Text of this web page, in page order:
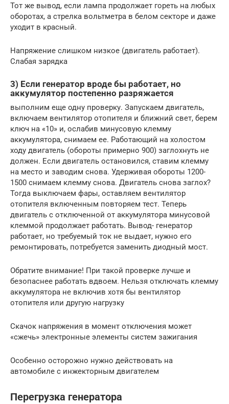
Тот же вывод, если лампа продолжает гореть на любых
оборотах, а стрелка вольтметра в белом секторе и даже
уходит в красный.
Напряжение слишком низкое (двигатель работает).
Слабая зарядка
3) Если генератор вроде бы работает, но
аккумулятор постепенно разряжается
выполним еще одну проверку. Запускаем двигатель,
включаем вентилятор отопителя и ближний свет, берем
ключ на «10» и, ослабив минусовую клемму
аккумулятора, снимаем ее. Работающий на холостом
ходу двигатель (обороты примерно 900) заглохнуть не
должен. Если двигатель остановился, ставим клемму
на место и заводим снова. Удерживая обороты 1200-
1500 снимаем клемму снова. Двигатель снова заглох?
Тогда выключаем фары, оставляем вентилятор
отопителя включенным повторяем тест. Теперь
двигатель с отключенной от аккумулятора минусовой
клеммой продолжает работать. Вывод- генератор
работает, но требуемый ток не выдает, нужно его
ремонтировать, потребуется заменить диодный мост.
Обратите внимание! При такой проверке лучше и
безопаснее работать вдвоем. Нельзя отключать клемму
аккумулятора не включив хотя бы вентилятор
отопителя или другую нагрузку
Скачок напряжения в момент отключения может
«сжечь» электронные элементы систем зажигания
Особенно осторожно нужно действовать на
автомобиле с инжекторным двигателем
Перегрузка генератора